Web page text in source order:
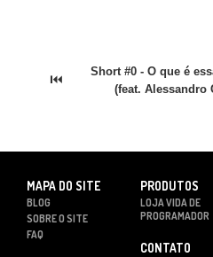
⏮
Short #0 - O que é
(feat. Alessandro
MAPA DO SITE
BLOG
SOBRE O SITE
FAQ
PRODUTOS
LOJA VIDA DE
PROGRAMADOR
CONTATO